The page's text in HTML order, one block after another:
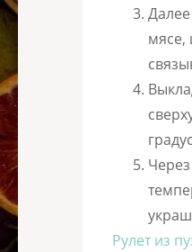
мясе,
Рулет из